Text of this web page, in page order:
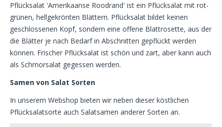
Pflücksalat 'Amerikaanse Roodrand' ist ein Pflücksalat mit rot-
grünen, hellgekrönten Blättern. Pflücksalat bildet keinen
geschlossenen Kopf, sondern eine offene Blattrosette, aus der
die Blätter je nach Bedarf in Abschnitten gepflückt werden
können. Frischer Pflücksalat ist schön und zart, aber kann auch
als Schmorsalat gegessen werden.
Samen von Salat Sorten
In unserem Webshop bieten wir neben dieser köstlichen
Pflücksalatsorte auch Salatsamen anderer Sorten an.